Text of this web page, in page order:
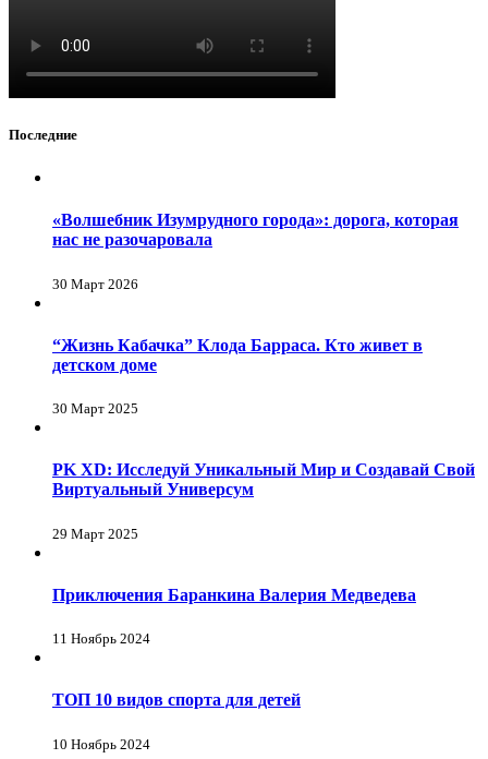
Последние
«Волшебник Изумрудного города»: дорога, которая
нас не разочаровала
30 Март 2026
“Жизнь Кабачка” Клода Барраса. Кто живет в
детском доме
30 Март 2025
PK XD: Исследуй Уникальный Мир и Создавай Свой
Виртуальный Универсум
29 Март 2025
Приключения Баранкина Валерия Медведева
11 Ноябрь 2024
ТОП 10 видов спорта для детей
10 Ноябрь 2024